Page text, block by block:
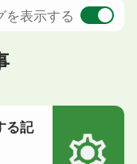
を表示する
る記